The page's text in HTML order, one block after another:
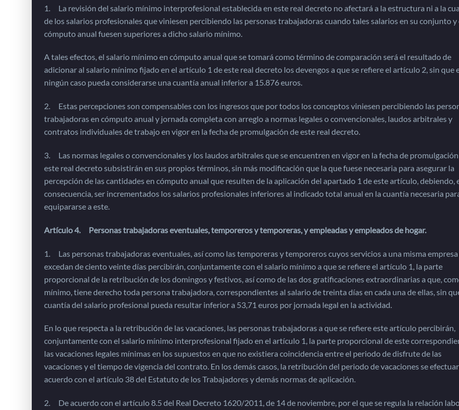
1. La revisión del salario mínimo interprofesional establecida en este real decreto no afectará a la estructura ni a la
de los salarios profesionales que viniesen percibiendo las personas trabajadoras cuando tales salarios en su conjunto y
cómputo anual fuesen superiores a dicho salario mínimo.
A tales efectos, el salario mínimo en cómputo anual que se tomará como término de comparación será el resultado de
adicionar al salario mínimo fijado en el artículo 1 de este real decreto los devengos a que se refiere el artículo 2, sin que
ningún caso pueda considerarse una cuantía anual inferior a 15.876 euros.
2. Estas percepciones son compensables con los ingresos que por todos los conceptos viniesen percibiendo las
trabajadoras en cómputo anual y jornada completa con arreglo a normas legales o convencionales, laudos arbitrales y
contratos individuales de trabajo en vigor en la fecha de promulgación de este real decreto.
3. Las normas legales o convencionales y los laudos arbitrales que se encuentren en vigor en la fecha de
este real decreto subsistirán en sus propios términos, sin más modificación que la que fuese necesaria para asegurar la
percepción de las cantidades en cómputo anual que resulten de la aplicación del apartado 1 de este artículo, debiendo,
consecuencia, ser incrementados los salarios profesionales inferiores al indicado total anual en la cuantía necesaria
equipararse a este.
Artículo 4. Personas trabajadoras eventuales, temporeros y temporeras, y empleadas y empleados de hogar.
1. Las personas trabajadoras eventuales, así como las temporeras y temporeros cuyos servicios a una misma
excedan de ciento veinte días percibirán, conjuntamente con el salario mínimo a que se refiere el artículo 1, la parte
proporcional de la retribución de los domingos y festivos, así como de las dos gratificaciones extraordinarias a que,
mínimo, tiene derecho toda persona trabajadora, correspondientes al salario de treinta días en cada una de ellas, sin
cuantía del salario profesional pueda resultar inferior a 53,71 euros por jornada legal en la actividad.
En lo que respecta a la retribución de las vacaciones, las personas trabajadoras a que se refiere este artículo percibirán,
conjuntamente con el salario mínimo interprofesional fijado en el artículo 1, la parte proporcional de este
las vacaciones legales mínimas en los supuestos en que no existiera coincidencia entre el periodo de disfrute de las
vacaciones y el tiempo de vigencia del contrato. En los demás casos, la retribución del periodo de vacaciones se
acuerdo con el artículo 38 del Estatuto de los Trabajadores y demás normas de aplicación.
2. De acuerdo con el artículo 8.5 del Real Decreto 1620/2011, de 14 de noviembre, por el que se regula la relación